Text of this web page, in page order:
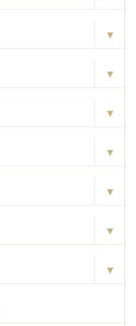
▾
▾
▾
▾
▾
▾
▾